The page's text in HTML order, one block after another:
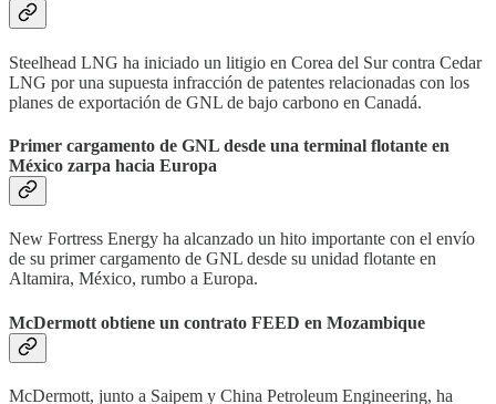
Steelhead LNG ha iniciado un litigio en Corea del Sur contra Cedar
LNG por una supuesta infracción de patentes relacionadas con los
planes de exportación de GNL de bajo carbono en Canadá.
Primer cargamento de GNL desde una terminal flotante en
México zarpa hacia Europa
New Fortress Energy ha alcanzado un hito importante con el envío
de su primer cargamento de GNL desde su unidad flotante en
Altamira, México, rumbo a Europa.
McDermott obtiene un contrato FEED en Mozambique
McDermott, junto a Saipem y China Petroleum Engineering, ha